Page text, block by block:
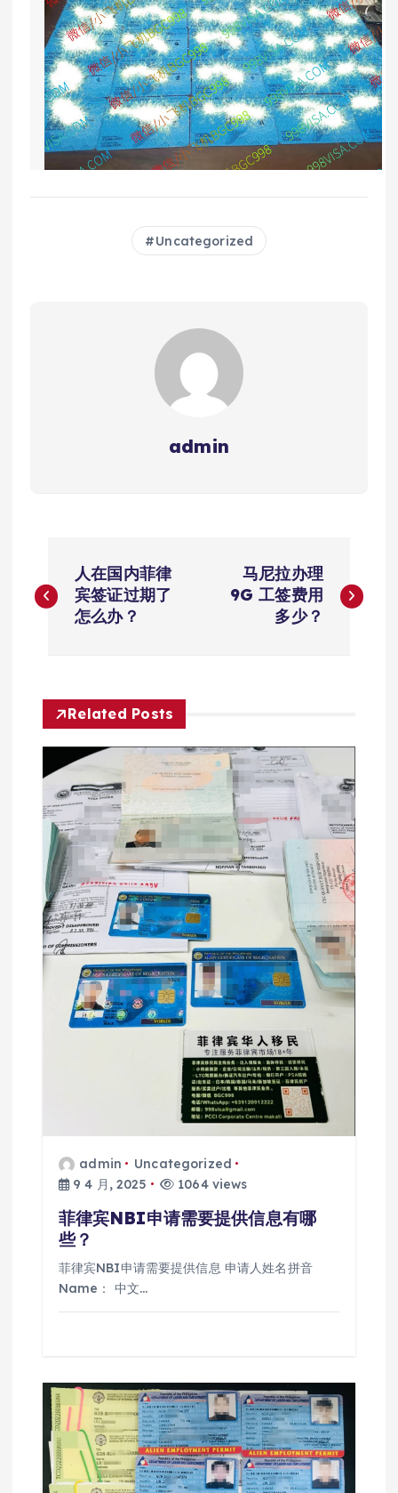
Uncategorized
admin
章
航
人在国内菲律
宾签证过期了
怎么办？
马尼拉办理
9G 工签费用
多少？
Related Posts
admin
Uncategorized
9 4 月, 2025
1064 views
菲律宾NBI申请需要提供信息有哪
些？
菲律宾NBI申请需要提供信息 申请人姓名拼音
Name： 中文…